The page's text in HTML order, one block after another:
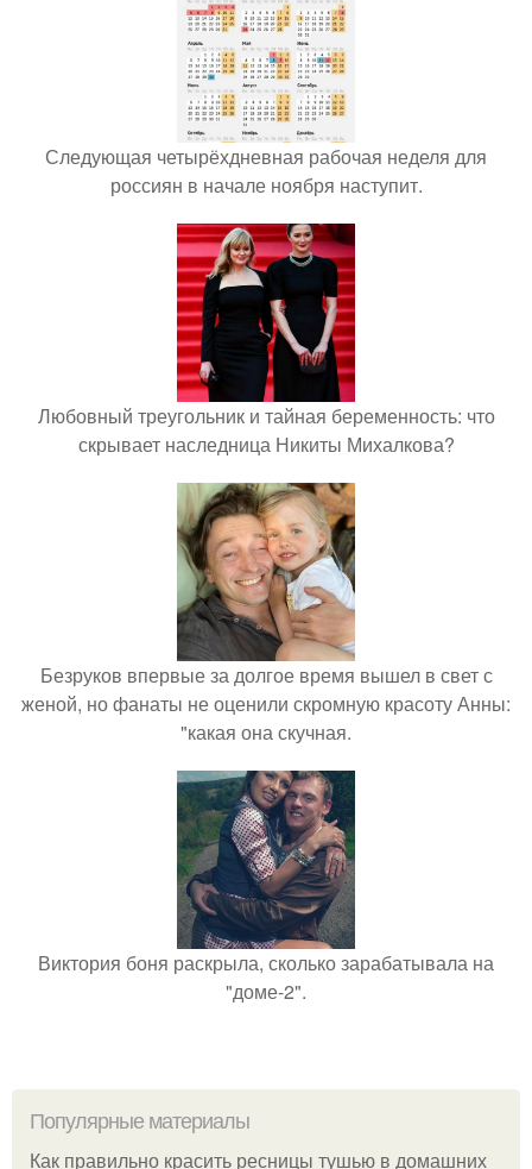
Следующая четырёхдневная рабочая неделя для
россиян в начале ноября наступит.
Любовный треугольник и тайная беременность: что
скрывает наследница Никиты Михалкова?
Безруков впервые за долгое время вышел в свет с
женой, но фанаты не оценили скромную красоту Анны:
"какая она скучная.
Виктория боня раскрыла, сколько зарабатывала на
"доме-2".
Популярные материалы
Как правильно красить ресницы тушью в домашних